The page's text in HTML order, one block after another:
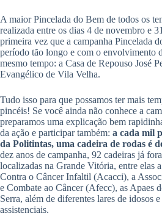
A maior Pincelada do Bem de todos os
realizada entre os dias 4 de novembro e
primeira vez que a campanha Pincelada
período tão longo e com o envolvimento
mesmo tempo: a Casa de Repouso José
Evangélico de Vila Velha.
Tudo isso para que possamos ter mais
pincéis! Se você ainda não conhece a
preparamos uma explicação bem
da ação e participar também: a cada mil
da Politintas, uma cadeira de rodas é
dez anos de campanha, 92 cadeiras já
localizadas na Grande Vitória, entre elas
Contra o Câncer Infaltil (Acacci), a
e Combate ao Câncer (Afecc), as Apaes
Serra, além de diferentes lares de idosos
assistenciais.